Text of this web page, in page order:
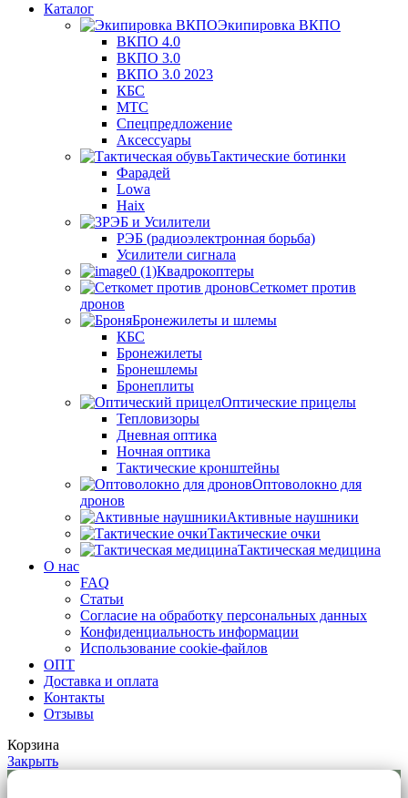
Каталог
Экипировка ВКПО
ВКПО 4.0
ВКПО 3.0
ВКПО 3.0 2023
КБС
МТС
Спецпредложение
Аксессуары
Тактические ботинки
Фарадей
Lowa
Haix
РЭБ и Усилители
РЭБ (радиоэлектронная борьба)
Усилители сигнала
Квадрокоптеры
Сеткомет против
дронов
Бронежилеты и шлемы
КБС
Бронежилеты
Бронешлемы
Бронеплиты
Оптические прицелы
Тепловизоры
Дневная оптика
Ночная оптика
Тактические кронштейны
Оптоволокно для
дронов
Активные наушники
Тактические очки
Тактическая медицина
О нас
FAQ
Статьи
Согласие на обработку персональных данных
Конфиденциальность информации
Использование cookie-файлов
ОПТ
Доставка и оплата
Контакты
Отзывы
Корзина
Закрыть